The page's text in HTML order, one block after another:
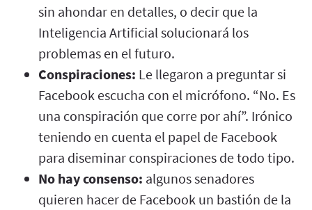
sin ahondar en detalles, o decir que la
Inteligencia Artificial solucionará los
problemas en el futuro.
Conspiraciones: Le llegaron a preguntar si
Facebook escucha con el micrófono. “No. Es
una conspiración que corre por ahí”. Irónico
teniendo en cuenta el papel de Facebook
para diseminar conspiraciones de todo tipo.
No hay consenso: algunos senadores
quieren hacer de Facebook un bastión de la